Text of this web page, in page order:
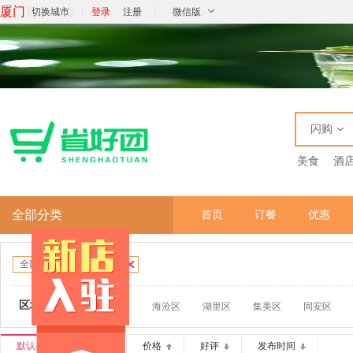
厦门 切换城市 登录 注册 微信版
闪购
美食 酒
全部分类 首页 订餐 优惠
全部 西式快餐
区域： 全部 思明区 海沧区 湖里区 集美区 同安区
默认排序 价格 好评 发布时间